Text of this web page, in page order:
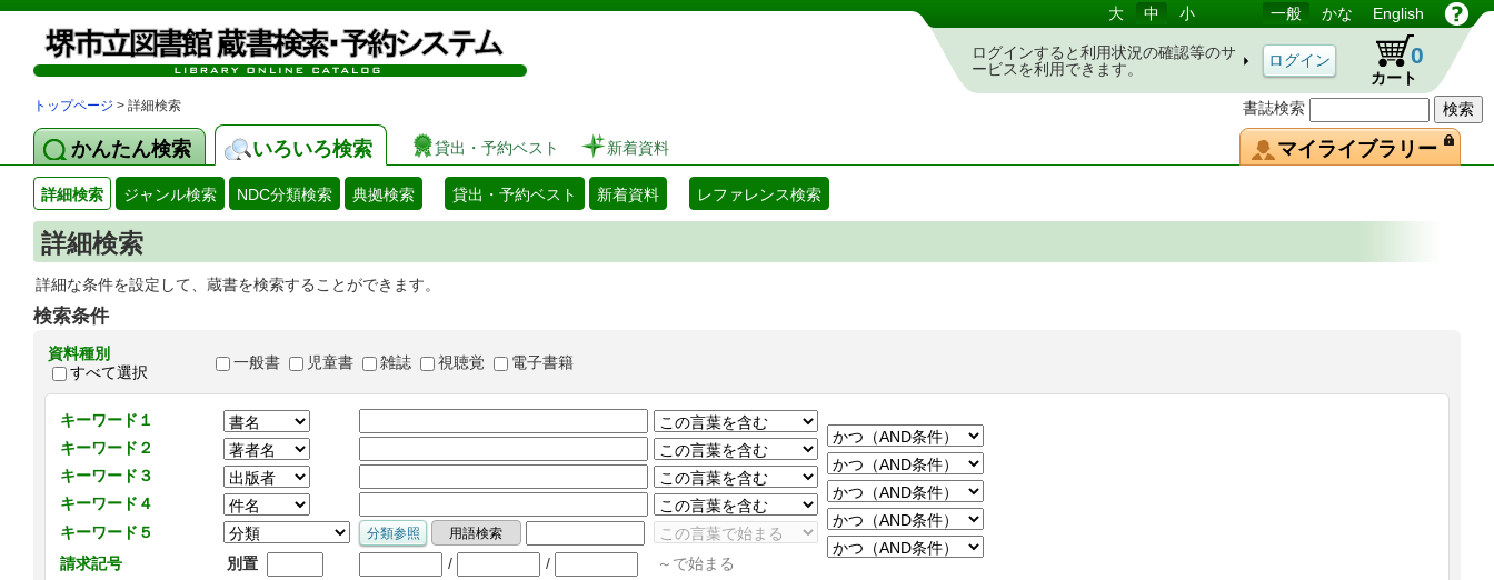
図書館 蔵書検索・予約システム
書誌検索
大 中 小 一般 かな English
ログインすると利用状況の確認等のサ
ービスを利用できます。
カート
0
トップページ > 詳細検索
かんたん検索 いろいろ検索 貸出・予約ベスト 新着資料 マイライブラリー
詳細検索 ジャンル検索 NDC分類検索 典拠検索 貸出・予約ベスト 新着資料 レファレンス検索
詳細検索
詳細な条件を設定して、蔵書を検索することができます。
検索条件
資料種別
すべて選択
一般書 児童書 雑誌 視聴覚 電子書籍
キーワード１
キーワード２
キーワード３
キーワード４
キーワード５
請求記号
別置 / / ～で始まる